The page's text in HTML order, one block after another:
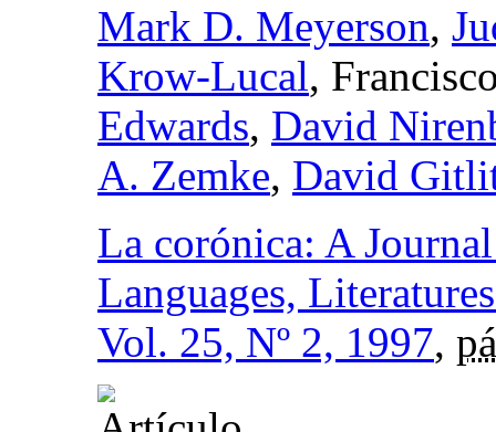
Mark D. Meyerson,
Krow-Lucal,
Edwards, David
A. Zemke, David
La corónica: A
Languages,
Vol. 25, Nº 2, 1997,